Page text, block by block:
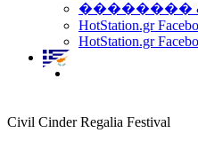
��������
HotStation.gr
HotStation.gr
Civil Cinder Regalia Festival